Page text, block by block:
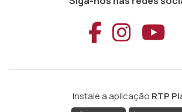
Aceder
Instale a aplicação RTP